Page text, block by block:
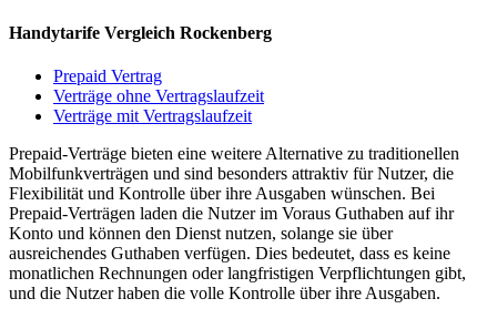
Handytarife Vergleich Rockenberg
Prepaid Vertrag
Verträge ohne Vertragslaufzeit
Verträge mit Vertragslaufzeit
Prepaid-Verträge bieten eine weitere Alternative zu traditionellen
Mobilfunkverträgen und sind besonders attraktiv für Nutzer, die
Flexibilität und Kontrolle über ihre Ausgaben wünschen. Bei
Prepaid-Verträgen laden die Nutzer im Voraus Guthaben auf ihr
Konto und können den Dienst nutzen, solange sie über
ausreichendes Guthaben verfügen. Dies bedeutet, dass es keine
monatlichen Rechnungen oder langfristigen Verpflichtungen gibt,
und die Nutzer haben die volle Kontrolle über ihre Ausgaben.